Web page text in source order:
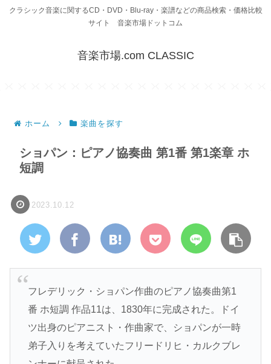
クラシック音楽に関するCD・DVD・Blu-ray・楽譜などの商品検索・価格比較
サイト 音楽市場ドットコム
音楽市場.com CLASSIC
ホーム 楽曲を探す
ショパン：ピアノ協奏曲 第1番 第1楽章 ホ
短調
2023.10.12
フレデリック・ショパン作曲のピアノ協奏曲第1
番 ホ短調 作品11は、1830年に完成された。ドイ
ツ出身のピアニスト・作曲家で、ショパンが一時
弟子入りを考えていたフリードリヒ・カルクブレ